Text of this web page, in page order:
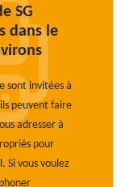
SG
dans le
sont invitées à
peuvent faire
adresser à
pour
vous voulez